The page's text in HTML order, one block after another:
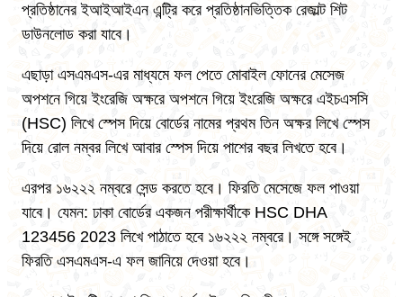
প্রতিষ্ঠানের ইআইআইএন এন্ট্রি করে প্রতিষ্ঠানভিত্তিক রেজাল্ট শিট
ডাউনলোড করা যাবে।
এছাড়া এসএমএস-এর মাধ্যমে ফল পেতে মোবাইল ফোনের মেসেজ
অপশনে গিয়ে ইংরেজি অক্ষরে অপশনে গিয়ে ইংরেজি অক্ষরে এইচএসসি
(HSC) লিখে স্পেস দিয়ে বোর্ডের নামের প্রথম তিন অক্ষর লিখে স্পেস
দিয়ে রোল নম্বর লিখে আবার স্পেস দিয়ে পাশের বছর লিখতে হবে।
এরপর ১৬২২২ নম্বরে সেন্ড করতে হবে। ফিরতি মেসেজে ফল পাওয়া
যাবে। যেমন: ঢাকা বোর্ডের একজন পরীক্ষার্থীকে HSC DHA
123456 2023 লিখে পাঠাতে হবে ১৬২২২ নম্বরে। সঙ্গে সঙ্গেই
ফিরতি এসএমএস-এ ফল জানিয়ে দেওয়া হবে।